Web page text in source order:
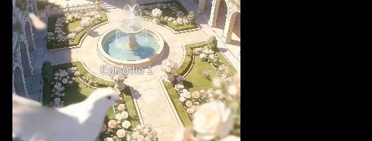
Episódio 1